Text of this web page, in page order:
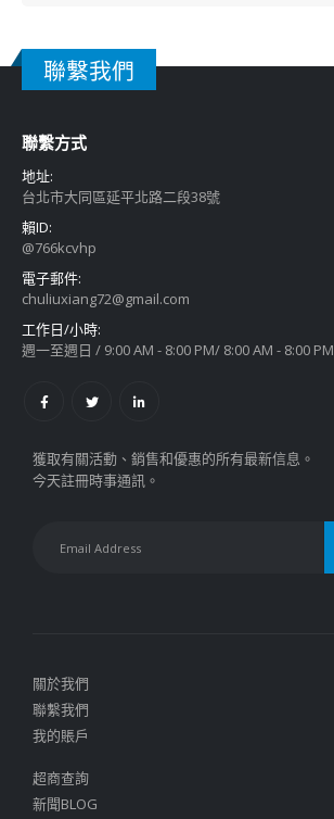
聯繫我們
聯繫方式
地址:
台北市大同區延平北路二段38號
賴ID:
@766kcvhp
電子郵件:
chuliuxiang72@gmail.com
工作日/小時:
週一至週日 / 9:00 AM - 8:00 PM/ 8:00 AM - 8:00 PM
獲取有關活動、銷售和優惠的所有最新信息。
今天註冊時事通訊。
關於我們
聯繫我們
我的賬戶
超商查詢
新聞BLOG